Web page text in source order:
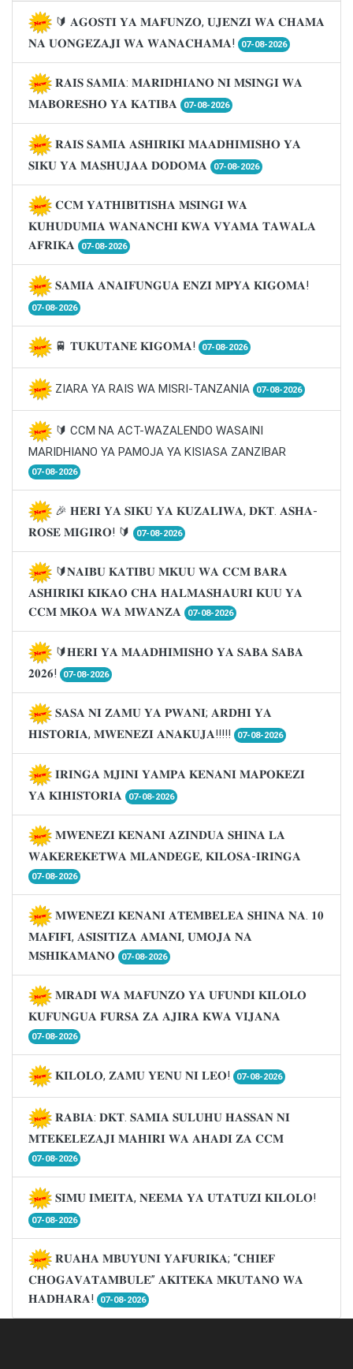
🔰 𝐀𝐆𝐎𝐒𝐓𝐈 𝐘𝐀 𝐌𝐀𝐅𝐔𝐍𝐙𝐎, 𝐔𝐉𝐄𝐍𝐙𝐈 𝐖𝐀 𝐂𝐇𝐀𝐌𝐀
𝐍𝐀 𝐔𝐎𝐍𝐆𝐄𝐙𝐀𝐉𝐈 𝐖𝐀 𝐖𝐀𝐍𝐀𝐂𝐇𝐀𝐌𝐀!
07-08-2026
𝐑𝐀𝐈𝐒 𝐒𝐀𝐌𝐈𝐀: 𝐌𝐀𝐑𝐈𝐃𝐇𝐈𝐀𝐍𝐎 𝐍𝐈 𝐌𝐒𝐈𝐍𝐆𝐈 𝐖𝐀
𝐌𝐀𝐁𝐎𝐑𝐄𝐒𝐇𝐎 𝐘𝐀 𝐊𝐀𝐓𝐈𝐁𝐀
07-08-2026
𝐑𝐀𝐈𝐒 𝐒𝐀𝐌𝐈𝐀 𝐀𝐒𝐇𝐈𝐑𝐈𝐊𝐈 𝐌𝐀𝐀𝐃𝐇𝐈𝐌𝐈𝐒𝐇𝐎 𝐘𝐀
𝐒𝐈𝐊𝐔 𝐘𝐀 𝐌𝐀𝐒𝐇𝐔𝐉𝐀𝐀 𝐃𝐎𝐃𝐎𝐌𝐀
07-08-2026
𝐂𝐂𝐌 𝐘𝐀𝐓𝐇𝐈𝐁𝐈𝐓𝐈𝐒𝐇𝐀 𝐌𝐒𝐈𝐍𝐆𝐈 𝐖𝐀
𝐊𝐔𝐇𝐔𝐃𝐔𝐌𝐈𝐀 𝐖𝐀𝐍𝐀𝐍𝐂𝐇𝐈 𝐊𝐖𝐀 𝐕𝐘𝐀𝐌𝐀 𝐓𝐀𝐖𝐀𝐋𝐀
𝐀𝐅𝐑𝐈𝐊𝐀
07-08-2026
𝐒𝐀𝐌𝐈𝐀 𝐀𝐍𝐀𝐈𝐅𝐔𝐍𝐆𝐔𝐀 𝐄𝐍𝐙𝐈 𝐌𝐏𝐘𝐀 𝐊𝐈𝐆𝐎𝐌𝐀!
07-08-2026
🚆 𝐓𝐔𝐊𝐔𝐓𝐀𝐍𝐄 𝐊𝐈𝐆𝐎𝐌𝐀! 07-08-2026
ZIARA YA RAIS WA MISRI-TANZANIA 07-08-2026
🔰 CCM NA ACT-WAZALENDO WASAINI
MARIDHIANO YA PAMOJA YA KISIASA ZANZIBAR
07-08-2026
🎉 𝐇𝐄𝐑𝐈 𝐘𝐀 𝐒𝐈𝐊𝐔 𝐘𝐀 𝐊𝐔𝐙𝐀𝐋𝐈𝐖𝐀, 𝐃𝐊𝐓. 𝐀𝐒𝐇𝐀-
𝐑𝐎𝐒𝐄 𝐌𝐈𝐆𝐈𝐑𝐎! 🔰
07-08-2026
🔰𝐍𝐀𝐈𝐁𝐔 𝐊𝐀𝐓𝐈𝐁𝐔 𝐌𝐊𝐔𝐔 𝐖𝐀 𝐂𝐂𝐌 𝐁𝐀𝐑𝐀
𝐀𝐒𝐇𝐈𝐑𝐈𝐊𝐈 𝐊𝐈𝐊𝐀𝐎 𝐂𝐇𝐀 𝐇𝐀𝐋𝐌𝐀𝐒𝐇𝐀𝐔𝐑𝐈 𝐊𝐔𝐔 𝐘𝐀
𝐂𝐂𝐌 𝐌𝐊𝐎𝐀 𝐖𝐀 𝐌𝐖𝐀𝐍𝐙𝐀
07-08-2026
🔰𝐇𝐄𝐑𝐈 𝐘𝐀 𝐌𝐀𝐀𝐃𝐇𝐈𝐌𝐈𝐒𝐇𝐎 𝐘𝐀 𝐒𝐀𝐁𝐀 𝐒𝐀𝐁𝐀
𝟐𝟎𝟐𝟔!
07-08-2026
𝐒𝐀𝐒𝐀 𝐍𝐈 𝐙𝐀𝐌𝐔 𝐘𝐀 𝐏𝐖𝐀𝐍𝐈; 𝐀𝐑𝐃𝐇𝐈 𝐘𝐀
𝐇𝐈𝐒𝐓𝐎𝐑𝐈𝐀, 𝐌𝐖𝐄𝐍𝐄𝐙𝐈 𝐀𝐍𝐀𝐊𝐔𝐉𝐀!!!!!
07-08-2026
𝐈𝐑𝐈𝐍𝐆𝐀 𝐌𝐉𝐈𝐍𝐈 𝐘𝐀𝐌𝐏𝐀 𝐊𝐄𝐍𝐀𝐍𝐈 𝐌𝐀𝐏𝐎𝐊𝐄𝐙𝐈
𝐘𝐀 𝐊𝐈𝐇𝐈𝐒𝐓𝐎𝐑𝐈𝐀
07-08-2026
𝐌𝐖𝐄𝐍𝐄𝐙𝐈 𝐊𝐄𝐍𝐀𝐍𝐈 𝐀𝐙𝐈𝐍𝐃𝐔𝐀 𝐒𝐇𝐈𝐍𝐀 𝐋𝐀
𝐖𝐀𝐊𝐄𝐑𝐄𝐊𝐄𝐓𝐖𝐀 𝐌𝐋𝐀𝐍𝐃𝐄𝐆𝐄, 𝐊𝐈𝐋𝐎𝐒𝐀-𝐈𝐑𝐈𝐍𝐆𝐀
07-08-2026
𝐌𝐖𝐄𝐍𝐄𝐙𝐈 𝐊𝐄𝐍𝐀𝐍𝐈 𝐀𝐓𝐄𝐌𝐁𝐄𝐋𝐄𝐀 𝐒𝐇𝐈𝐍𝐀 𝐍𝐀. 𝟏𝟎
𝐌𝐀𝐅𝐈𝐅𝐈, 𝐀𝐒𝐈𝐒𝐈𝐓𝐈𝐙𝐀 𝐀𝐌𝐀𝐍𝐈, 𝐔𝐌𝐎𝐉𝐀 𝐍𝐀
𝐌𝐒𝐇𝐈𝐊𝐀𝐌𝐀𝐍𝐎
07-08-2026
𝐌𝐑𝐀𝐃𝐈 𝐖𝐀 𝐌𝐀𝐅𝐔𝐍𝐙𝐎 𝐘𝐀 𝐔𝐅𝐔𝐍𝐃𝐈 𝐊𝐈𝐋𝐎𝐋𝐎
𝐊𝐔𝐅𝐔𝐍𝐆𝐔𝐀 𝐅𝐔𝐑𝐒𝐀 𝐙𝐀 𝐀𝐉𝐈𝐑𝐀 𝐊𝐖𝐀 𝐕𝐈𝐉𝐀𝐍𝐀
07-08-2026
𝐊𝐈𝐋𝐎𝐋𝐎, 𝐙𝐀𝐌𝐔 𝐘𝐄𝐍𝐔 𝐍𝐈 𝐋𝐄𝐎! 07-08-2026
𝐑𝐀𝐁𝐈𝐀: 𝐃𝐊𝐓. 𝐒𝐀𝐌𝐈𝐀 𝐒𝐔𝐋𝐔𝐇𝐔 𝐇𝐀𝐒𝐒𝐀𝐍 𝐍𝐈
𝐌𝐓𝐄𝐊𝐄𝐋𝐄𝐙𝐀𝐉𝐈 𝐌𝐀𝐇𝐈𝐑𝐈 𝐖𝐀 𝐀𝐇𝐀𝐃𝐈 𝐙𝐀 𝐂𝐂𝐌
07-08-2026
𝐒𝐈𝐌𝐔 𝐈𝐌𝐄𝐈𝐓𝐀, 𝐍𝐄𝐄𝐌𝐀 𝐘𝐀 𝐔𝐓𝐀𝐓𝐔𝐙𝐈 𝐊𝐈𝐋𝐎𝐋𝐎!
07-08-2026
𝐑𝐔𝐀𝐇𝐀 𝐌𝐁𝐔𝐘𝐔𝐍𝐈 𝐘𝐀𝐅𝐔𝐑𝐈𝐊𝐀; “𝐂𝐇𝐈𝐄𝐅
𝐂𝐇𝐎𝐆𝐀𝐕𝐀𝐓𝐀𝐌𝐁𝐔𝐋𝐄” 𝐀𝐊𝐈𝐓𝐄𝐊𝐀 𝐌𝐊𝐔𝐓𝐀𝐍𝐎 𝐖𝐀
𝐇𝐀𝐃𝐇𝐀𝐑𝐀!
07-08-2026